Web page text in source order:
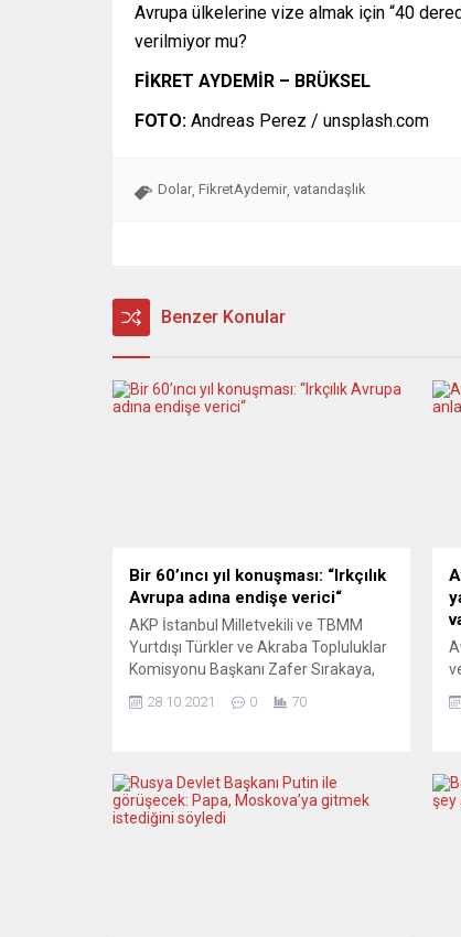
Avrupa ülkelerine vize almak için “40
verilmiyor mu?
FİKRET AYDEMİR – BRÜKSEL
FOTO: Andreas Perez / unsplash.com
Dolar FikretAydemir vatandaşlık
Benzer Konular
Bir 60’ıncı yıl konuşması: “Irkçılık
Avrupa adına endişe verici“
AKP İstanbul Milletvekili ve TBMM
Yurtdışı Türkler ve Akraba Topluluklar
Komisyonu Başkanı Zafer Sırakaya,
imzalanan işgücü anlaşmasının
Federal Almanya’da son yıllarda
Türklere ve Müslümanlara yönelik
tırmanan ırkçı saldırılar ve yabancı
28.10.2021 0 70